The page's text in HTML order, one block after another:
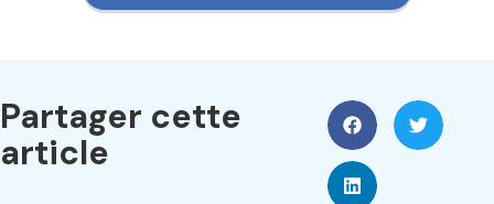
Partager cette
article